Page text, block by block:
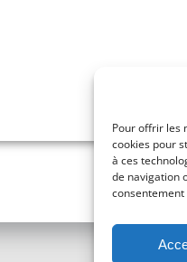
Pour offrir les
cookies pour
à ces
de navigation